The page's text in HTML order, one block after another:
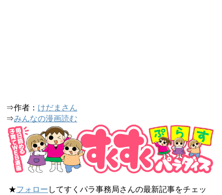
⇒作者： けだまさん
⇒みんなの漫画読む
★フォロー してすくパラ事務局さんの最新記事をチェッ